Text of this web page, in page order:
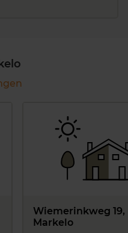
Wiemerinkweg 19,
Markelo